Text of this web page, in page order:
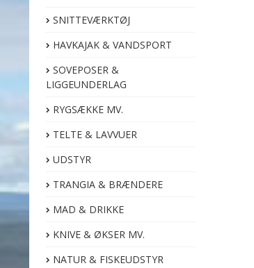
SNITTEVÆRKTØJ
HAVKAJAK & VANDSPORT
SOVEPOSER &
LIGGEUNDERLAG
RYGSÆKKE MV.
TELTE & LAVVUER
UDSTYR
TRANGIA & BRÆNDERE
MAD & DRIKKE
KNIVE & ØKSER MV.
NATUR & FISKEUDSTYR